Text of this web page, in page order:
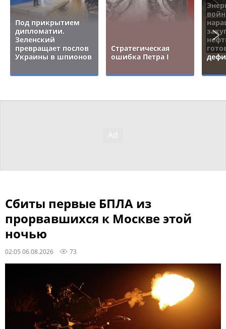
Под прикрытием
дипломатии.
Зеленский
превращает послов
Украины в шпионов
Стратегическая
ошибка Петра I
Сбиты первые БПЛА из
прорвавшихся к Москве этой
ночью
02:05 06.08.2026 73